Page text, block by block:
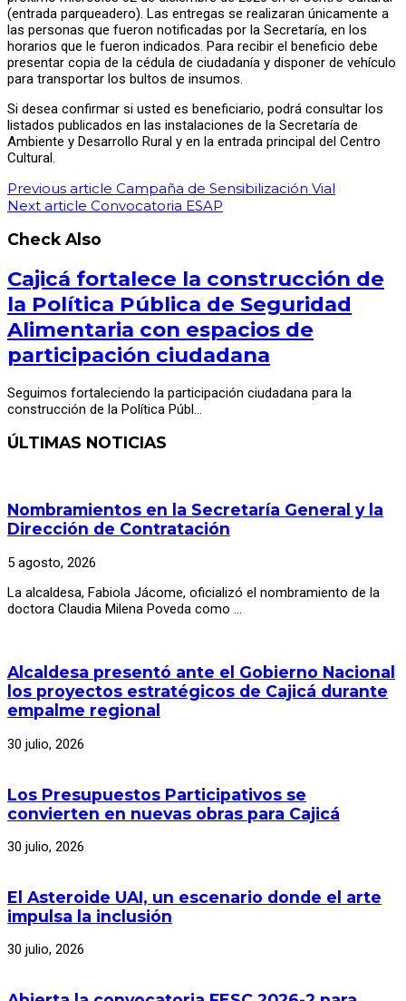
(entrada parqueadero). Las entregas se realizaran únicamente a
las personas que fueron notificadas por la Secretaría, en los
horarios que le fueron indicados. Para recibir el beneficio debe
presentar copia de la cédula de ciudadanía y disponer de vehículo
para transportar los bultos de insumos.
Si desea confirmar si usted es beneficiario, podrá consultar los
listados publicados en las instalaciones de la Secretaría de
Ambiente y Desarrollo Rural y en la entrada principal del Centro
Cultural.
Previous article Campaña de Sensibilización Vial
Next article Convocatoria ESAP
Check Also
Cajicá fortalece la construcción de
la Política Pública de Seguridad
Alimentaria con espacios de
participación ciudadana
Seguimos fortaleciendo la participación ciudadana para la
construcción de la Política Públ…
ÚLTIMAS NOTICIAS
Nombramientos en la Secretaría General y la
Dirección de Contratación
5 agosto, 2026
La alcaldesa, Fabiola Jácome, oficializó el nombramiento de la
doctora Claudia Milena Poveda como …
Alcaldesa presentó ante el Gobierno Nacional
los proyectos estratégicos de Cajicá durante
empalme regional
30 julio, 2026
Los Presupuestos Participativos se
convierten en nuevas obras para Cajicá
30 julio, 2026
El Asteroide UAI, un escenario donde el arte
impulsa la inclusión
30 julio, 2026